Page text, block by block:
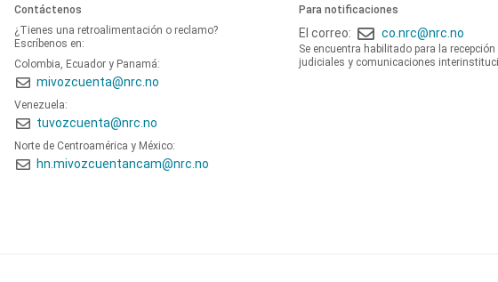
Contáctenos
¿Tienes una retroalimentación o reclamo?
Escríbenos en:
Colombia, Ecuador y Panamá:
mivozcuenta@nrc.no
Venezuela:
tuvozcuenta@nrc.no
Norte de Centroamérica y México:
hn.mivozcuentancam@nrc.no
Para notificaciones
El correo: co.nrc@nrc.no
Se encuentra habilitado para la
judiciales y comunicaciones